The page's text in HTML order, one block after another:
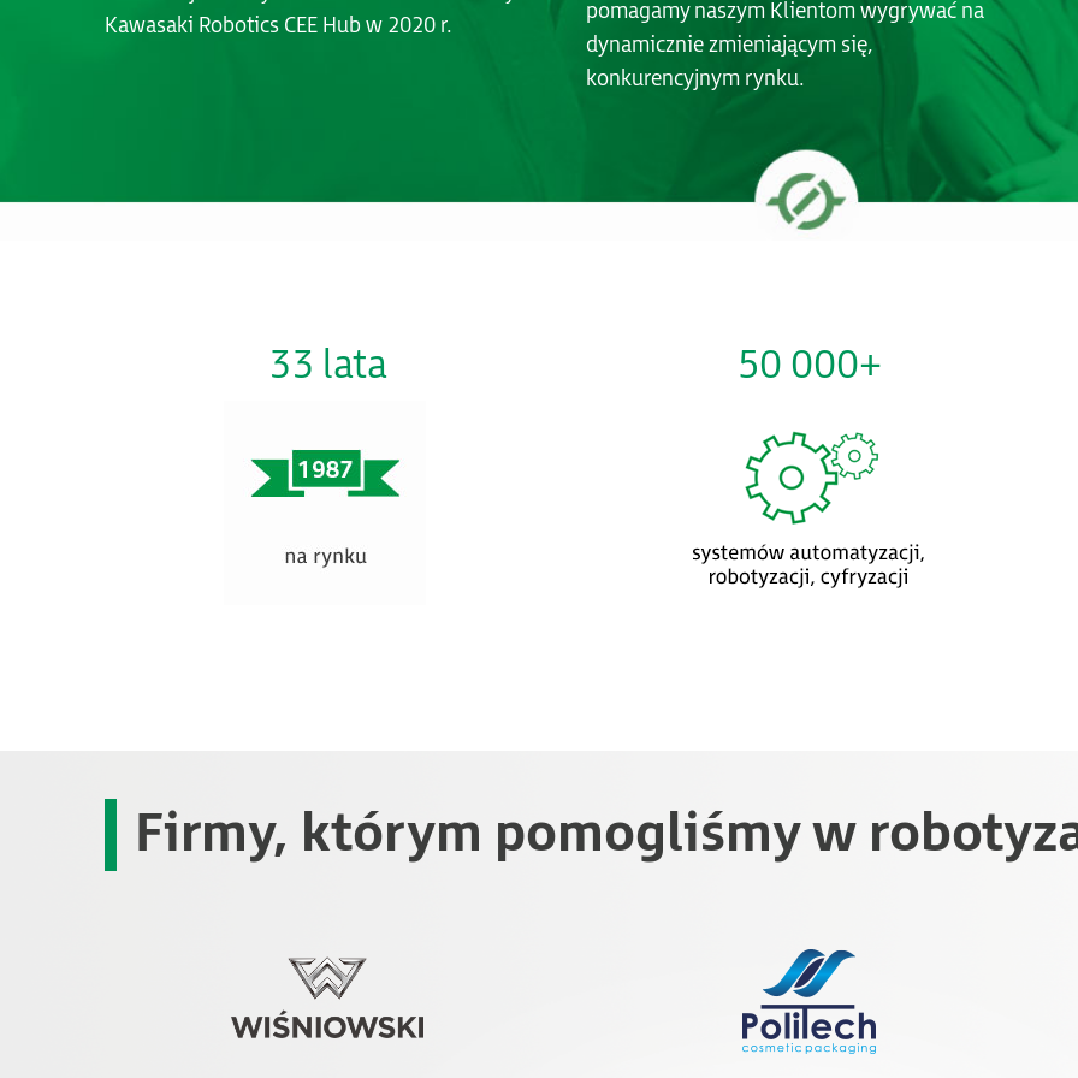
Kawasaki Robotics CEE Hub w 2020 r.
pomagamy naszym Klientom wygrywać na
dynamicznie zmieniającym się,
konkurencyjnym rynku.
33 lata 50 000+
Firmy, którym pomogliśmy w